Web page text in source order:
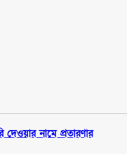
নামে প্রতারণার